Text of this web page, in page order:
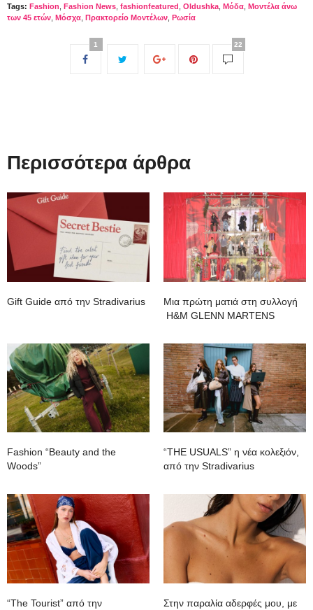
Tags: Fashion Fashion News fashionfeatured Oldushka Μόδα
Μοντέλα άνω
των 45 ετών
Μόσχα Πρακτορείο Μοντέλων Ρωσία
1 22
Περισσότερα άρθρα
Gift Guide από την Stradivarius
Μια πρώτη ματιά στη συλλογή
H&M GLENN MARTENS
Fashion “Beauty and the
Woods”
“THE USUALS” η νέα κολεξιόν,
από την Stradivarius
“The Tourist” από την
Στην παραλία αδερφές μου, με